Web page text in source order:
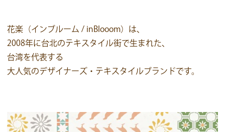
花楽（インブルーム / inBlooom） は、
2008年に台北のテキスタイル街で生まれた、
台湾を代表する
大人気のデザイナーズ・テキスタイルブランドです。